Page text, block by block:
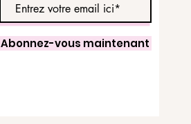
Abonnez-vous maintenant